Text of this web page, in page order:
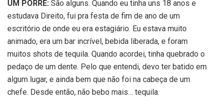
UM PORRE: São alguns. Quando eu tinha uns 18 anos e
estudava Direito, fui pra festa de fim de ano de um
escritório de onde eu era estagiário. Eu estava muito
animado, era um bar incrível, bebida liberada, e foram
muitos shots de tequila. Quando acordei, tinha quebrado o
pedaço de um dente. Pelo que entendi, devo ter batido em
algum lugar, e ainda bem que não foi na cabeça de um
chefe. Desde então, não bebo mais… tequila.